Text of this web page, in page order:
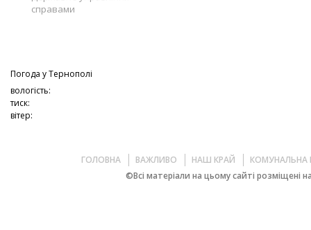
справами
Погода уТернополі
вологість:
тиск:
вітер:
ГОЛОВНА ВАЖЛИВО НАШ КРАЙ
КОМУНАЛЬНА
©Всі матеріали на цьому сайті розміщені